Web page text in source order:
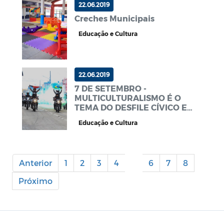
22.06.2019
Creches Municipais
Educação e Cultura
22.06.2019
7 DE SETEMBRO -
MULTICULTURALISMO É O
TEMA DO DESFILE CÍVICO EM
Educação e Cultura
Anterior 1 2 3 4 6 7
8
Próximo